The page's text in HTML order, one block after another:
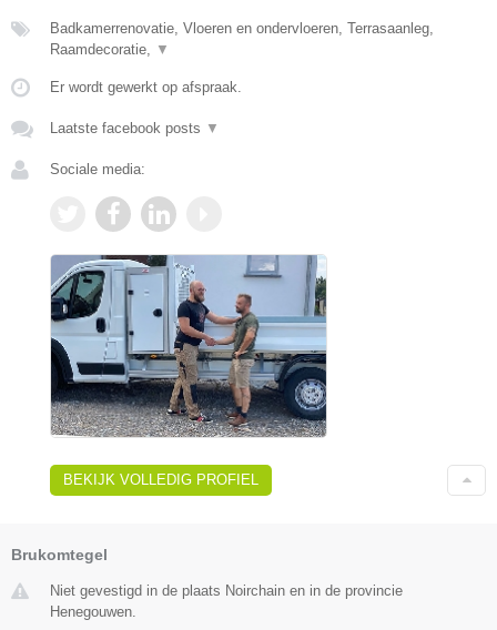
Badkamerrenovatie, Vloeren en ondervloeren, Terrasaanleg,
Raamdecoratie,
▼
Er wordt gewerkt op afspraak.
Laatste facebook posts ▼
Sociale media:
BEKIJK VOLLEDIG PROFIEL
Brukomtegel
Niet gevestigd in de plaats Noirchain en in de provincie
Henegouwen.